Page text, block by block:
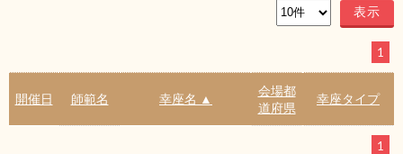
1
開催日 師範名 幸座名 ▲
会場都
道府県
幸座タイプ
1